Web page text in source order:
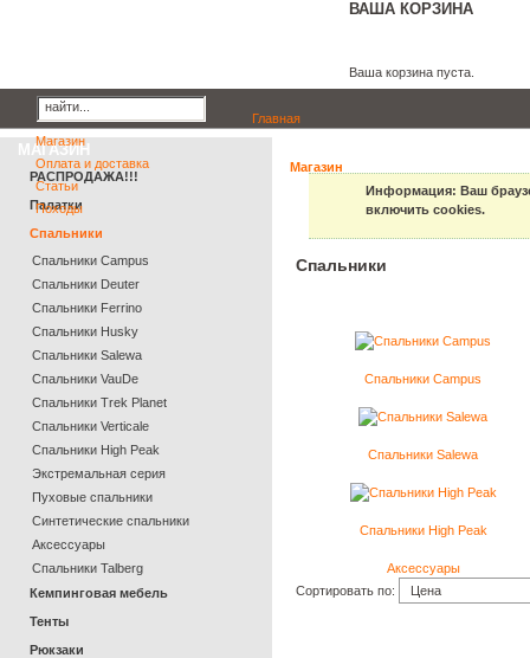
ВАША КОРЗИНА
Ваша корзина пуста.
Главная
Магазин
Оплата и доставка
Статьи
Походы
Магазин
Информация: Ваш
включить cookies.
Спальники
Спальники Campus
Спальники Salewa
Спальники High Peak
Аксессуары
Сортировать по:
МАГАЗИН
РАСПРОДАЖА!!!
Палатки
Спальники
Спальники Campus
Спальники Deuter
Cпальники Ferrino
Спальники Husky
Спальники Salewa
Спальники VauDe
Спальники Trek Planet
Спальники Verticale
Спальники High Peak
Экстремальная серия
Пуховые спальники
Синтетические спальники
Аксессуары
Спальники Talberg
Кемпинговая мебель
Тенты
Рюкзаки